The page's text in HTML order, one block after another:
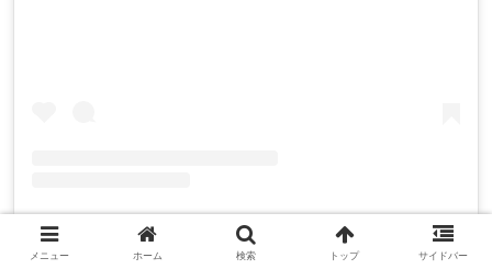
まちこ ママ(@machiko.mama)がシェアした投稿
メニュー ホーム 検索 トップ サイドバー